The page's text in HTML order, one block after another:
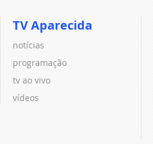
TV Aparecida
notícias
programação
tv ao vivo
vídeos